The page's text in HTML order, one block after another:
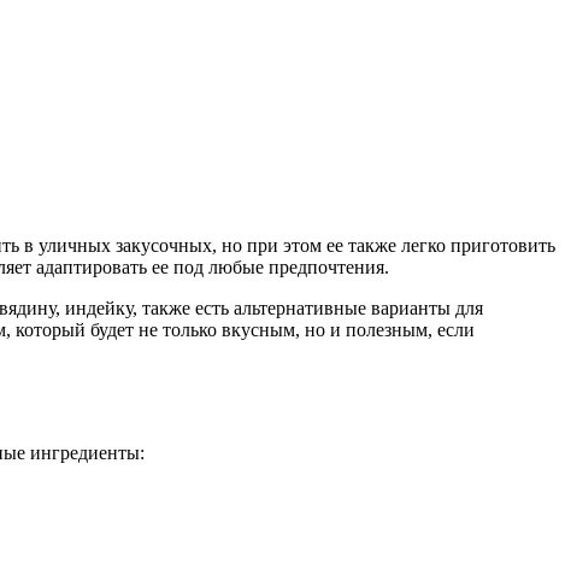
уличных закусочных, но при этом ее также легко приготовить
адаптировать ее под любые предпочтения.
индейку, также есть альтернативные варианты для
будет не только вкусным, но и полезным, если
ингредиенты: